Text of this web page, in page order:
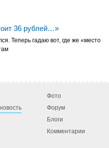
36 рублей…»
Теперь гадаю вот, где же «место
Фото
Форум
Блоги
Комментарии